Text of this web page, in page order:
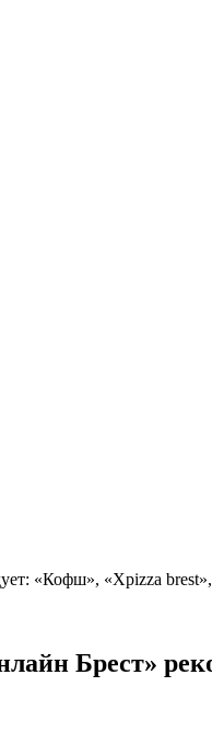
«Кофш», «Xpizza brest»,
Брест»